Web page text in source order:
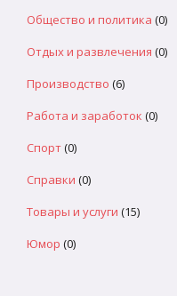
Общество и политика (0)
Отдых и развлечения (0)
Производство (6)
Работа и заработок (0)
Спорт(0)
Справки (0)
Товары и услуги (15)
Юмор (0)